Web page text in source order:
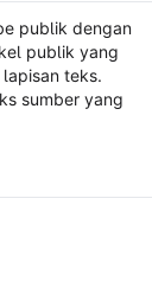
publik dengan
publik yang
teks.
sumber yang